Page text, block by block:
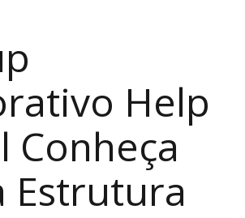
Help
Conheça
Estrutura